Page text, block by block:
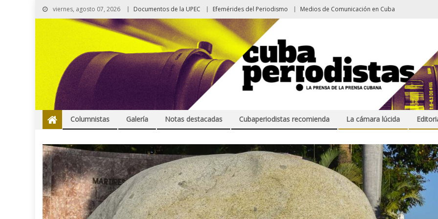
viernes, agosto 07, 2026 Documentos de la UPEC Efemérides del Periodismo Medios de Comunicación en Cuba
Columnistas Galería Notas destacadas Cubaperiodistas recomienda La cámara lúcida